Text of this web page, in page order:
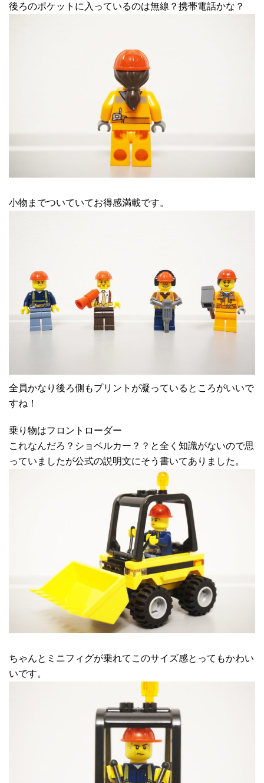
後ろのポケットに入っているのは無線？携帯電話かな？
小物までついていてお得感満載です。
全員かなり後ろ側もプリントが凝っているところがいいで
すね！
乗り物はフロントローダー
これなんだろ？ショベルカー？？と全く知識がないので思
っていましたが公式の説明文にそう書いてありました。
ちゃんとミニフィグが乗れてこのサイズ感とってもかわい
いです。